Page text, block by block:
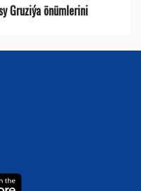
Gruziýa önümlerini